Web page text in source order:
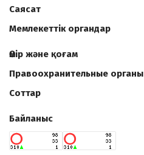
Саясат
Мемлекеттік органдар
Өмір және қоғам
Правоохранительные органы
Соттар
Байланыс